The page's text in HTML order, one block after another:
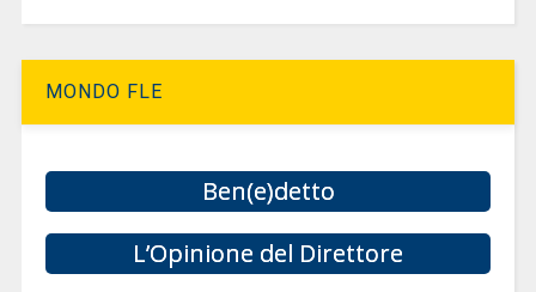
MONDO FLE
Ben(e)detto
L’Opinione del Direttore